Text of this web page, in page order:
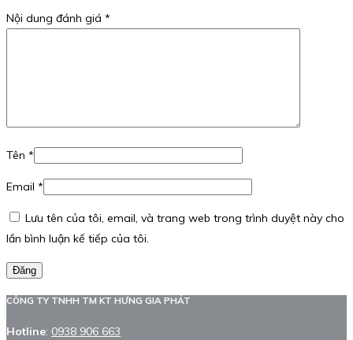
Nội dung đánh giá *
Tên *
Email *
Lưu tên của tôi, email, và trang web trong trình duyệt này cho
lần bình luận kế tiếp của tôi.
Đăng
CÔNG TY TNHH TM KT HƯNG GIA PHÁT
Hotline: 0938 906 663